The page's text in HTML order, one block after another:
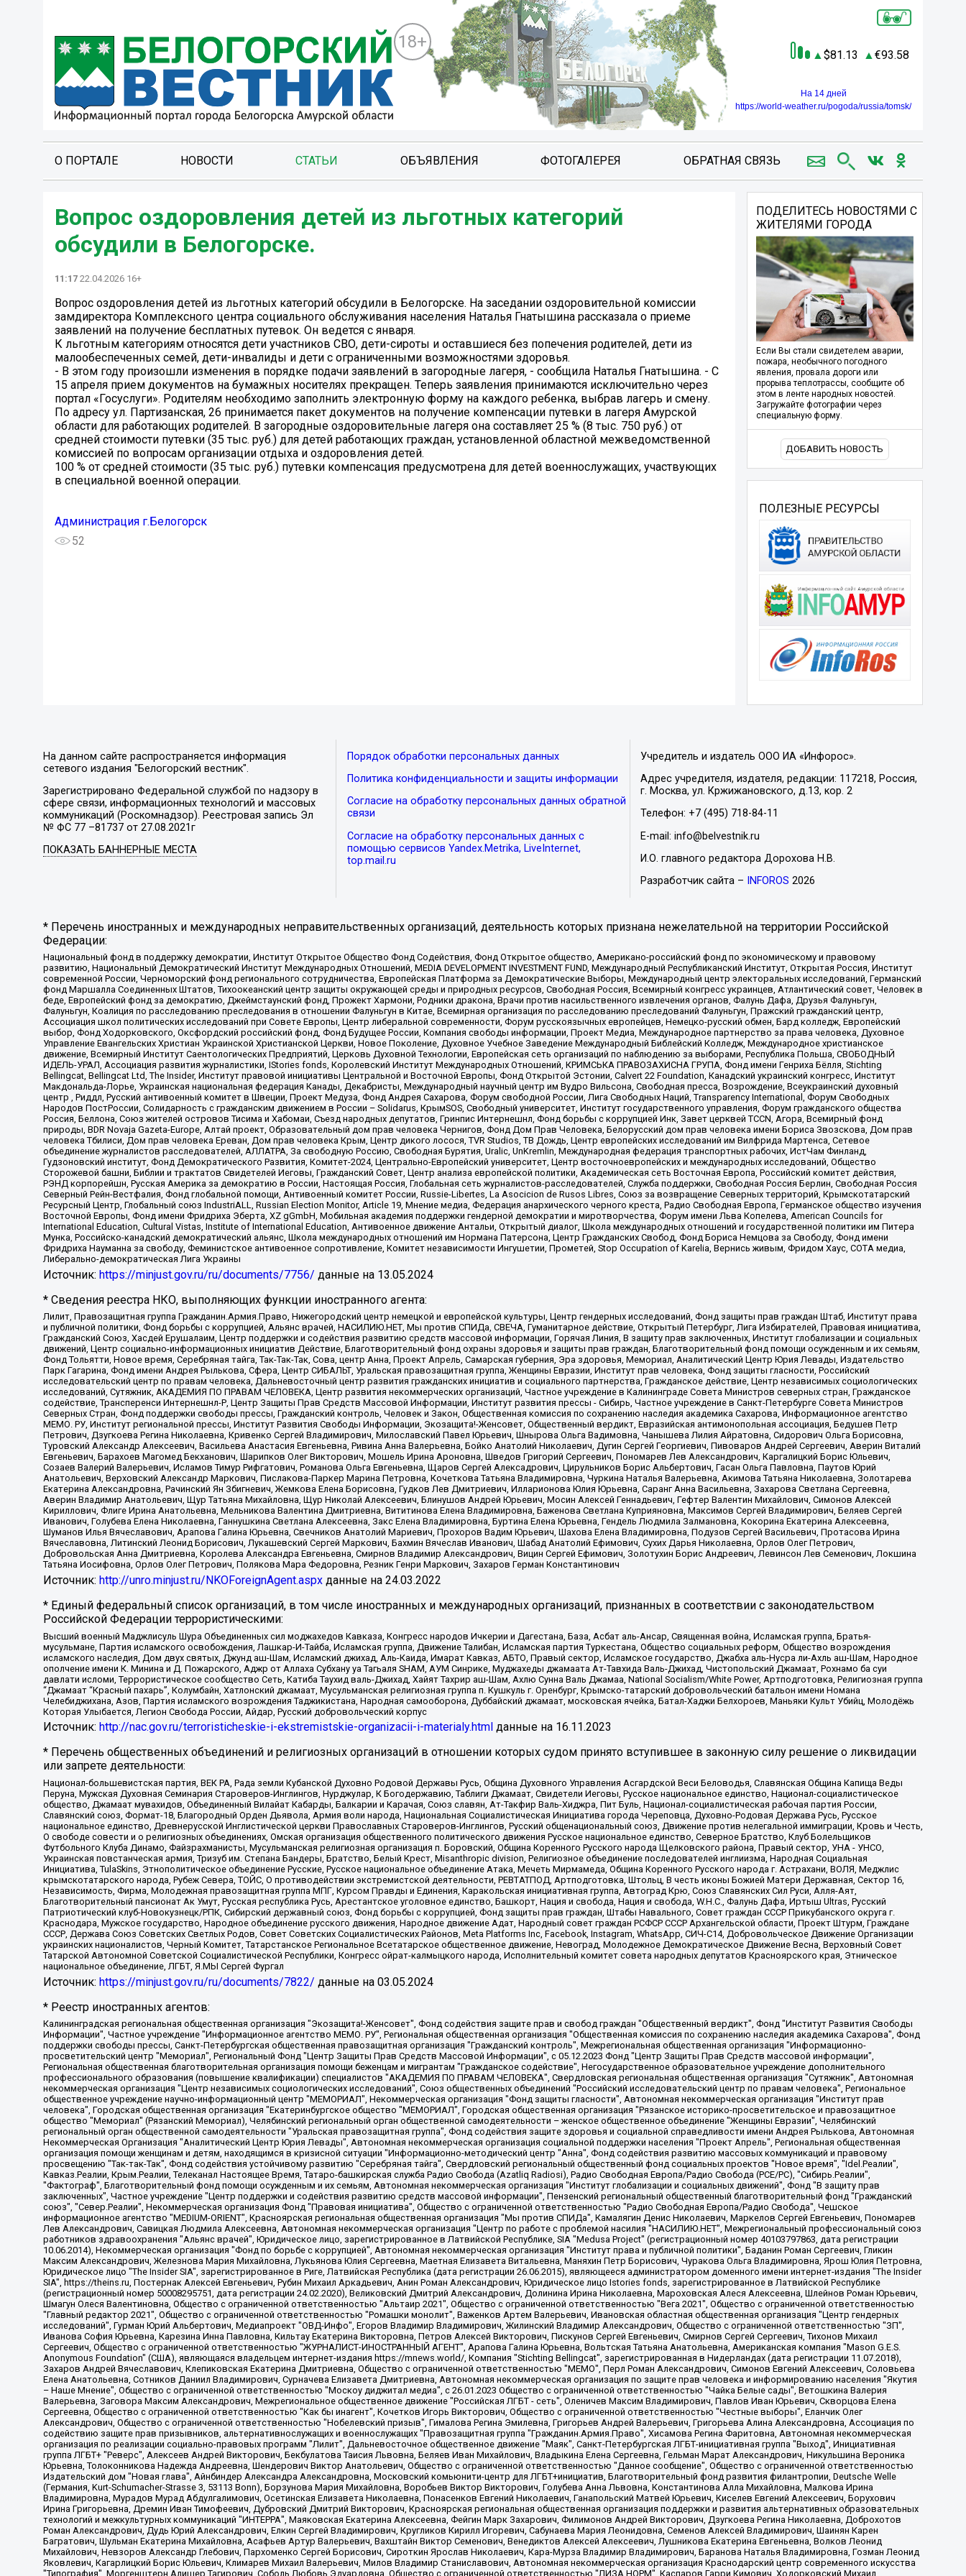
18+
81.13 93.58
На 14 дней
https://world-weather.ru/pogoda/russia/tomsk/
О ПОРТАЛЕ НОВОСТИ СТАТЬИ ОБЪЯВЛЕНИЯ ФОТОГАЛЕРЕЯ ОБРАТНАЯ СВЯЗЬ
Вопрос оздоровления детей из льготных категорий
обсудили в Белогорске.
11:17 22.04.2026 16+
Вопрос оздоровления детей из льготных категорий обсудили в Белогорске. На заседании оздоровительной комиссии
замдиректора Комплексного центра социального обслуживания населения Наталья Гнатышина рассказала о приеме
заявлений на получение бесплатных путевок. Он ведется с января.
К льготным категориям относятся дети участников СВО, дети-сироты и оставшиеся без попечения родителей, дети из
малообеспеченных семей, дети-инвалиды и дети с ограниченными возможностями здоровья.
- В этом году произошли изменения в порядке подачи заявлений в загородные лагеря, - сообщила Наталья Гнатышина. - С
15 апреля прием документов на бумажных носителях прекращен. Теперь заявления принимаются исключительно через
портал «Госуслуги». Родителям необходимо заполнить электронную форму на каждого ребенка, выбрав лагерь и смену.
По адресу ул. Партизанская, 26 принимается пакет документов на получение компенсации путевки в лагеря Амурской
области для работающих родителей. В загородные оздоровительные лагеря она составляет 25 % (8 тыс. 750 руб.) от
средней стоимости путевки (35 тыс. руб.) для детей работающих граждан, установленной областной межведомственной
комиссией по вопросам организации отдыха и оздоровления детей.
100 % от средней стоимости (35 тыс. руб.) путевки компенсация предусмотрена для детей военнослужащих, участвующих
в специальной военной операции.
Администрация г.Белогорск
52
ПОДЕЛИТЕСЬ НОВОСТЯМИ С
ЖИТЕЛЯМИ ГОРОДА
Если Вы стали свидетелем аварии,
пожара, необычного погодного
явления, провала дороги или
прорыва теплотрассы, сообщите об
этом в ленте народных новостей.
Загружайте фотографии через
специальную форму.
ДОБАВИТЬ НОВОСТЬ
ПОЛЕЗНЫЕ РЕСУРСЫ
На данном сайте распространяется информация
сетевого издания "Белогорский вестник".
Зарегистрировано Федеральной службой по надзору в
сфере связи, информационных технологий и массовых
коммуникаций (Роскомнадзор). Реестровая запись Эл
№ ФС 77 –81737 от 27.08.2021г
ПОКАЗАТЬ БАННЕРНЫЕ МЕСТА
Порядок обработки персональных данных
Политика конфиденциальности и защиты информации
Согласие на обработку персональных данных обратной
связи
Согласие на обработку персональных данных с
помощью сервисов Yandex.Metrika, LiveInternet,
top.mail.ru
Учредитель и издатель ООО ИА «Инфорос».
Адрес учредителя, издателя, редакции: 117218, Россия,
г. Москва, ул. Кржижановского, д.13, кор. 2
Телефон: +7 (495) 718-84-11
E-mail: info@belvestnik.ru
И.О. главного редактора Дорохова Н.В.
Разработчик сайта – INFOROS 2026
* Перечень иностранных и международных неправительственных организаций, деятельность которых признана нежелательной на территории Российской
Федерации:
Национальный фонд в поддержку демократии, Институт Открытое Общество Фонд Содействия, Фонд Открытое общество, Американо-российский фонд по экономическому и правовому
развитию, Национальный Демократический Институт Международных Отношений, MEDIA DEVELOPMENT INVESTMENT FUND, Международный Республиканский Институт, Открытая Россия, Институт
современной России, Черноморский фонд регионального сотрудничества, Европейская Платформа за Демократические Выборы, Международный центр электоральных исследований, Германский
фонд Маршалла Соединенных Штатов, Тихоокеанский центр защиты окружающей среды и природных ресурсов, Свободная Россия, Всемирный конгресс украинцев, Атлантический совет, Человек в
беде, Европейский фонд за демократию, Джеймстаунский фонд, Прожект Хармони, Родники дракона, Врачи против насильственного извлечения органов, Фалунь Дафа, Друзья Фалуньгун,
Фалуньгун, Коалиция по расследованию преследования в отношении Фалуньгун в Китае, Всемирная организация по расследованию преследований Фалуньгун, Пражский гражданский центр,
Ассоциация школ политических исследований при Совете Европы, Центр либеральной современности, Форум русскоязычных европейцев, Немецко-русский обмен, Бард колледж, Европейский
выбор, Фонд Ходорковского, Оксфордский российский фонд, Фонд Будущее России, Компания свободы информации, Проект Медиа, Международное партнерство за права человека, Духовное
Управление Евангельских Христиан Украинской Христианской Церкви, Новое Поколение, Духовное Учебное Заведение Международный Библейский Колледж, Международное христианское
движение, Всемирный Институт Саентологических Предприятий, Церковь Духовной Технологии, Европейская сеть организаций по наблюдению за выборами, Республика Польша, СВОБОДНЫЙ
ИДЕЛЬ-УРАЛ, Ассоциация развития журналистики, IStories fonds, Королевский Институт Международных Отношений, КРИМСЬКА ПРАВОЗАХИСНА ГРУПА, Фонд имени Генриха Бёлля, Stichting
Bellingcat, Bellingcat Ltd, The Insider, Институт правовой инициативы Центральной и Восточной Европы, Фонд Открытой Эстонии, Calvert 22 Foundation, Канадский украинский конгресс, Институт
Макдональда-Лорье, Украинская национальная федерация Канады, Декабристы, Международный научный центр им Вудро Вильсона, Свободная пресса, Возрождение, Всеукраинский духовный
центр , Риддл, Русский антивоенный комитет в Швеции, Проект Медуза, Фонд Андрея Сахарова, Форум свободной России, Лига Свободных Наций, Transparеncy International, Форум Свободных
Народов ПостРоссии, Солидарность с гражданским движением в России – Solidarus, КрымSOS, Свободный университет, Институт государственного управления, Форум гражданского общества
Россия, Беллона, Союз жителей островов Тисима и Хабомаи, Съезд народных депутатов, Гринпис Интернешнл, Фонд борьбы с коррупцией Инк, Завет церквей TCCN, Агора, Всемирный фонд
природы, BDR Novaja Gazeta-Europe, Алтай проект, Образовательный дом прав человека Чернигов, Фонд Дом Прав Человека, Белорусский дом прав человека имени Бориса Звозскова, Дом прав
человека Тбилиси, Дом прав человека Ереван, Дом прав человека Крым, Центр дикого лосося, TVR Studios, ТВ Дождь, Центр европейских исследований им Вилфрида Мартенса, Сетевое
объединение журналистов расследователей, АЛЛАТРА, За свободную Россию, Свободная Бурятия, Uralic, UnKremlin, Международная федерация транспортных рабочих, ИстЧам Финланд,
Гудзоновский институт, Фонд Демократического Развития, Комитет-2024, Центрально-Европейский университет, Центр восточноевропейских и международных исследований, Общество
Сторожевой башни, Библии и трактатов Свидетелей Иеговы, Гражданский Совет, Центр анализа европейской политики, Академическая сеть Восточная Европа, Российский комитет действия,
РЭНД корпорейшн, Русская Америка за демократию в России, Настоящая Россия, Глобальная сеть журналистов-расследователей, Служба поддержки, Свободная Россия Берлин, Свободная Россия
Северный Рейн-Вестфалия, Фонд глобальной помощи, Антивоенный комитет России, Russie-Libertes, La Asocicion de Rusos Libres, Союз за возвращение Северных территорий, Крымскотатарский
Ресурсный Центр, Глобальный союз IndustriALL, Russian Election Monitor, Article 19, Мнение медиа, Федерация анархического черного креста, Радио Свободная Европа, Германское общество изучения
Восточной Европы, Фонд имени Фридриха Эберта, XZ gGmbH, Мобильная академия поддержки гендерной демократии и миротворчества, Форум имени Льва Копелева, American Councils for
International Education, Cultural Vistas, Institute of International Education, Антивоенное движение Антальи, Открытый диалог, Школа международных отношений и государственной политики им Питера
Мунка, Российско-канадский демократический альянс, Школа международных отношений им Нормана Патерсона, Центр Гражданских Свобод, Фонд Бориса Немцова за Свободу, Фонд имени
Фридриха Науманна за свободу, Феминистское антивоенное сопротивление, Комитет независимости Ингушетии, Прометей, Stop Occupation of Karelia, Вернись живым, Фридом Хаус, СОТА медиа,
Либерально-демократическая Лига Украины
Источник: https://minjust.gov.ru/ru/documents/7756/ данные на 13.05.2024
* Сведения реестра НКО, выполняющих функции иностранного агента:
Лилит, Правозащитная группа Гражданин.Армия.Право, Нижегородский центр немецкой и европейской культуры, Центр гендерных исследований, Фонд защиты прав граждан Штаб, Институт права
и публичной политики, Фонд борьбы с коррупцией, Альянс врачей, НАСИЛИЮ.НЕТ, Мы против СПИДа, СВЕЧА, Гуманитарное действие, Открытый Петербург, Лига Избирателей, Правовая инициатива,
Гражданский Союз, Хасдей Ерушалаим, Центр поддержки и содействия развитию средств массовой информации, Горячая Линия, В защиту прав заключенных, Институт глобализации и социальных
движений, Центр социально-информационных инициатив Действие, Благотворительный фонд охраны здоровья и защиты прав граждан, Благотворительный фонд помощи осужденным и их семьям,
Фонд Тольятти, Новое время, Серебряная тайга, Так-Так-Так, Сова, центр Анна, Проект Апрель, Самарская губерния, Эра здоровья, Мемориал, Аналитический Центр Юрия Левады, Издательство
Парк Гагарина, Фонд имени Андрея Рылькова, Сфера, Центр СИБАЛЬТ, Уральская правозащитная группа, Женщины Евразии, Институт прав человека, Фонд защиты гласности, Российский
исследовательский центр по правам человека, Дальневосточный центр развития гражданских инициатив и социального партнерства, Гражданское действие, Центр независимых социологических
исследований, Сутяжник, АКАДЕМИЯ ПО ПРАВАМ ЧЕЛОВЕКА, Центр развития некоммерческих организаций, Частное учреждение в Калининграде Совета Министров северных стран, Гражданское
содействие, Трансперенси Интернешнл-Р, Центр Защиты Прав Средств Массовой Информации, Институт развития прессы - Сибирь, Частное учреждение в Санкт-Петербурге Совета Министров
Северных Стран, Фонд поддержки свободы прессы, Гражданский контроль, Человек и Закон, Общественная комиссия по сохранению наследия академика Сахарова, Информационное агентство
МЕМО. РУ, Институт региональной прессы, Институт Развития Свободы Информации, Экозащита!-Женсовет, Общественный вердикт, Евразийская антимонопольная ассоциация, Бедушев Петр
Петрович, Дзугкоева Регина Николаевна, Кривенко Сергей Владимирович, Милославский Павел Юрьевич, Шнырова Ольга Вадимовна, Чанышева Лилия Айратовна, Сидорович Ольга Борисовна,
Туровский Александр Алексеевич, Васильева Анастасия Евгеньевна, Ривина Анна Валерьевна, Бойко Анатолий Николаевич, Дугин Сергей Георгиевич, Пивоваров Андрей Сергеевич, Аверин Виталий
Евгеньевич, Барахоев Магомед Бекханович, Шарипков Олег Викторович, Мошель Ирина Ароновна, Шведов Григорий Сергеевич, Пономарев Лев Александрович, Каргалицкий Борис Юльевич,
Созаев Валерий Валерьевич, Исламов Тимур Рифгатович, Романова Ольга Евгеньевна, Щаров Сергей Алексадрович, Цирульников Борис Альбертович, Гасан Ольга Павловна, Паутов Юрий
Анатольевич, Верховский Александр Маркович, Пислакова-Паркер Марина Петровна, Кочеткова Татьяна Владимировна, Чуркина Наталья Валерьевна, Акимова Татьяна Николаевна, Золотарева
Екатерина Александровна, Рачинский Ян Збигневич, Жемкова Елена Борисовна, Гудков Лев Дмитриевич, Илларионова Юлия Юрьевна, Саранг Анна Васильевна, Захарова Светлана Сергеевна,
Аверин Владимир Анатольевич, Щур Татьяна Михайловна, Щур Николай Алексеевич, Блинушов Андрей Юрьевич, Мосин Алексей Геннадьевич, Гефтер Валентин Михайлович, Симонов Алексей
Кириллович, Флиге Ирина Анатольевна, Мельникова Валентина Дмитриевна, Вититинова Елена Владимировна, Баженова Светлана Куприяновна, Максимов Сергей Владимирович, Беляев Сергей
Иванович, Голубева Елена Николаевна, Ганнушкина Светлана Алексеевна, Закс Елена Владимировна, Буртина Елена Юрьевна, Гендель Людмила Залмановна, Кокорина Екатерина Алексеевна,
Шуманов Илья Вячеславович, Арапова Галина Юрьевна, Свечников Анатолий Мариевич, Прохоров Вадим Юрьевич, Шахова Елена Владимировна, Подузов Сергей Васильевич, Протасова Ирина
Вячеславовна, Литинский Леонид Борисович, Лукашевский Сергей Маркович, Бахмин Вячеслав Иванович, Шабад Анатолий Ефимович, Сухих Дарья Николаевна, Орлов Олег Петрович,
Добровольская Анна Дмитриевна, Королева Александра Евгеньевна, Смирнов Владимир Александрович, Вицин Сергей Ефимович, Золотухин Борис Андреевич, Левинсон Лев Семенович, Локшина
Татьяна Иосифовна, Орлов Олег Петрович, Полякова Мара Федоровна, Резник Генри Маркович, Захаров Герман Константинович
Источник: http://unro.minjust.ru/NKOForeignAgent.aspx данные на 24.03.2022
* Единый федеральный список организаций, в том числе иностранных и международных организаций, признанных в соответствии с законодательством
Российской Федерации террористическими:
Высший военный Маджлисуль Шура Объединенных сил моджахедов Кавказа, Конгресс народов Ичкерии и Дагестана, База, Асбат аль-Ансар, Священная война, Исламская группа, Братья-
мусульмане, Партия исламского освобождения, Лашкар-И-Тайба, Исламская группа, Движение Талибан, Исламская партия Туркестана, Общество социальных реформ, Общество возрождения
исламского наследия, Дом двух святых, Джунд аш-Шам, Исламский джихад, Аль-Каида, Имарат Кавказ, АБТО, Правый сектор, Исламское государство, Джабха аль-Нусра ли-Ахль аш-Шам, Народное
ополчение имени К. Минина и Д. Пожарского, Аджр от Аллаха Субхану уа Тагьаля SHAM, АУМ Синрике, Муджахеды джамаата Ат-Тавхида Валь-Джихад, Чистопольский Джамаат, Рохнамо ба суи
давлати исломи, Террористическое сообщество Сеть, Катиба Таухид валь-Джихад, Хайят Тахрир аш-Шам, Ахлю Сунна Валь Джамаа, National Socialism/White Power, Артподготовка, Религиозная группа
“Джамаат “Красный пахарь”, Колумбайн, Хатлонский джамаат, Мусульманская религиозная группа п. Кушкуль г. Оренбург, Крымско-татарский добровольческий батальон имени Номана
Челебиджихана, Азов, Партия исламского возрождения Таджикистана, Народная самооборона, Дуббайский джамаат, московская ячейка, Батал-Хаджи Белхороев, Маньяки Культ Убийц, Молодёжь
Которая Улыбается, Легион Свобода России, Айдар, Русский добровольческий корпус
Источник: http://nac.gov.ru/terroristicheskie-i-ekstremistskie-organizacii-i-materialy.html данные на 16.11.2023
* Перечень общественных объединений и религиозных организаций в отношении которых судом принято вступившее в законную силу решение о ликвидации
или запрете деятельности:
Национал-большевистская партия, ВЕК РА, Рада земли Кубанской Духовно Родовой Державы Русь, Община Духовного Управления Асгардской Веси Беловодья, Славянская Община Капища Веды
Перуна, Мужская Духовная Семинария Староверов-Инглингов, Нурджулар, К Богодержавию, Таблиги Джамаат, Свидетели Иеговы, Русское национальное единство, Национал-социалистическое
общество, Джамаат мувахидов, Объединенный Вилайат Кабарды, Балкарии и Карачая, Союз славян, Ат-Такфир Валь-Хиджра, Пит Буль, Национал-социалистическая рабочая партия России,
Славянский союз, Формат-18, Благородный Орден Дьявола, Армия воли народа, Национальная Социалистическая Инициатива города Череповца, Духовно-Родовая Держава Русь, Русское
национальное единство, Древнерусской Инглистической церкви Православных Староверов-Инглингов, Русский общенациональный союз, Движение против нелегальной иммиграции, Кровь и Честь,
О свободе совести и о религиозных объединениях, Омская организация общественного политического движения Русское национальное единство, Северное Братство, Клуб Болельщиков
Футбольного Клуба Динамо, Файзрахманисты, Мусульманская религиозная организация п. Боровский, Община Коренного Русского народа Щелковского района, Правый сектор, УНА - УНСО,
Украинская повстанческая армия, Тризуб им. Степана Бандеры, Братство, Белый Крест, Misanthropic division, Религиозное объединение последователей инглиизма, Народная Социальная
Инициатива, TulaSkins, Этнополитическое объединение Русские, Русское национальное объединение Атака, Мечеть Мирмамеда, Община Коренного Русского народа г. Астрахани, ВОЛЯ, Меджлис
крымскотатарского народа, Рубеж Севера, ТОЙС, О противодействии экстремистской деятельности, РЕВТАТПОД, Артподготовка, Штольц, В честь иконы Божией Матери Державная, Сектор 16,
Независимость, Фирма, Молодежная правозащитная группа МПГ, Курсом Правды и Единения, Каракольская инициативная группа, Автоград Крю, Союз Славянских Сил Руси, Алля-Аят,
Благотворительный пансионат Ак Умут, Русская республика Русь, Арестантское уголовное единство, Башкорт, Нация и свобода, Нация и свобода, W.H.С., Фалунь Дафа, Иртыш Ultras, Русский
Патриотический клуб-Новокузнецк/РПК, Сибирский державный союз, Фонд борьбы с коррупцией, Фонд защиты прав граждан, Штабы Навального, Совет граждан СССР Прикубанского округа г.
Краснодара, Мужское государство, Народное объединение русского движения, Народное движение Адат, Народный совет граждан РСФСР СССР Архангельской области, Проект Штурм, Граждане
СССР, Держава Союз Советских Светлых Родов, Совет Советских Социалистических Районов, Meta Platforms Inc, Facebook, Instagram, WhatsApp, СИЧ-С14, Добровольческое Движение Организации
украинских националистов, Черный Комитет, Татарстанское Региональное Всетатарское общественное движение, Невоград, Молодежное Демократическое Движение Весна, Верховный Совет
Татарской Автономной Советской Социалистической Республики, Конгресс ойрат-калмыцкого народа, Исполнительный комитет совета народных депутатов Красноярского края, Этническое
национальное объединение, ЛГБТ, Я.МЫ Сергей Фургал
Источник: https://minjust.gov.ru/ru/documents/7822/ данные на 03.05.2024
* Реестр иностранных агентов:
Калининградская региональная общественная организация "Экозащита!-Женсовет", Фонд содействия защите прав и свобод граждан "Общественный вердикт", Фонд "Институт Развития Свободы Информации", Частное учреждение "Информационное агентство МЕМО. РУ", Региональная общественная организация "Общественная комиссия по сохранению наследия академика Сахарова", Фонд поддержки свободы прессы, Санкт-Петербургская общественная правозащитная организация "Гражданский контроль", Межрегиональная общественная организация "Информационно-просветительский центр "Мемориал", Региональный Фонд "Центр Защиты Прав Средств Массовой Информации", с 05.12.2023 Фонд "Центр Защиты Прав Средств массовой информации", Региональная общественная благотворительная организация помощи беженцам и мигрантам "Гражданское содействие", Негосударственное образовательное учреждение дополнительного профессионального образования (повышение квалификации) специалистов "АКАДЕМИЯ ПО ПРАВАМ ЧЕЛОВЕКА", Свердловская региональная общественная организация "Сутяжник", Автономная некоммерческая организация "Центр независимых социологических исследований", Союз общественных объединений "Российский исследовательский центр по правам человека", Региональное общественное учреждение научно-информационный центр "МЕМОРИАЛ", Некоммерческая организация "Фонд защиты гласности", Автономная некоммерческая организация "Институт прав человека", Городская общественная организация "Екатеринбургское общество "МЕМОРИАЛ", Городская общественная организация "Рязанское историко-просветительское и правозащитное общество "Мемориал" (Рязанский Мемориал), Челябинский региональный орган общественной самодеятельности – женское общественное объединение "Женщины Евразии", Челябинский региональный орган общественной самодеятельности "Уральская правозащитная группа", Фонд содействия защите здоровья и социальной справедливости имени Андрея Рылькова, Автономная Некоммерческая Организация "Аналитический Центр Юрия Левады", Автономная некоммерческая организация социальной поддержки населения "Проект Апрель", Региональная общественная организация помощи женщинам и детям, находящимся в кризисной ситуации "Информационно-методический центр "Анна", Фонд содействия развитию массовых коммуникаций и правовому просвещению "Так-так-Так", Фонд содействия устойчивому развитию "Серебряная тайга", Свердловский региональный общественный фонд социальных проектов "Новое время", "Idel.Реалии", Кавказ.Реалии, Крым.Реалии, Телеканал Настоящее Время, Татаро-башкирская служба Радио Свобода (Azatliq Radiosi), Радио Свободная Европа/Радио Свобода (PCE/PC), "Сибирь.Реалии", "Фактограф", Благотворительный фонд помощи осужденным и их семьям, Автономная некоммерческая организация "Институт глобализации и социальных движений", Фонд "В защиту прав заключенных", Частное учреждение "Центр поддержки и содействия развитию средств массовой информации", Пензенский региональный общественный благотворительный фонд "Гражданский союз", "Север.Реалии", Некоммерческая организация Фонд "Правовая инициатива", Общество с ограниченной ответственностью "Радио Свободная Европа/Радио Свобода", Чешское информационное агентство "MEDIUM-ORIENT", Красноярская региональная общественная организация "Мы против СПИДа", Камалягин Денис Николаевич, Маркелов Сергей Евгеньевич, Пономарев Лев Александрович, Савицкая Людмила Алексеевна, Автономная некоммерческая организация "Центр по работе с проблемой насилия "НАСИЛИЮ.НЕТ", Межрегиональный профессиональный союз работников здравоохранения "Альянс врачей", Юридическое лицо, зарегистрированное в Латвийской Республике, SIA "Medusa Project" (регистрационный номер 40103797863, дата регистрации 10.06.2014), Некоммерческая организация "Фонд по борьбе с коррупцией", Автономная некоммерческая организация "Институт права и публичной политики", Баданин Роман Сергеевич, Гликин Максим Александрович, Железнова Мария Михайловна, Лукьянова Юлия Сергеевна, Маетная Елизавета Витальевна, Маняхин Петр Борисович, Чуракова Ольга Владимировна, Ярош Юлия Петровна, Юридическое лицо "The Insider SIA", зарегистрированное в Риге, Латвийская Республика (дата регистрации 26.06.2015), являющееся администратором доменного имени интернет-издания "The Insider SIA", https://theins.ru, Постернак Алексей Евгеньевич, Рубин Михаил Аркадьевич, Анин Роман Александрович, Юридическое лицо Istories fonds, зарегистрированное в Латвийской Республике (регистрационный номер 50008295751, дата регистрации 24.02.2020), Великовский Дмитрий Александрович, Долинина Ирина Николаевна, Мароховская Алеся Алексеевна, Шлейнов Роман Юрьевич, Шмагун Олеся Валентиновна, Общество с ограниченной ответственностью "Альтаир 2021", Общество с ограниченной ответственностью "Вега 2021", Общество с ограниченной ответственностью "Главный редактор 2021", Общество с ограниченной ответственностью "Ромашки монолит", Важенков Артем Валерьевич, Ивановская областная общественная организация "Центр гендерных исследований", Гурман Юрий Альбертович, Медиапроект "ОВД-Инфо", Егоров Владимир Владимирович, Жилинский Владимир Александрович, Общество с ограниченной ответственностью "ЗП", Иванова София Юрьевна, Карезина Инна Павловна, Кильтау Екатерина Викторовна, Петров Алексей Викторович, Пискунов Сергей Евгеньевич, Смирнов Сергей Сергеевич, Тихонов Михаил Сергеевич, Общество с ограниченной ответственностью "ЖУРНАЛИСТ-ИНОСТРАННЫЙ АГЕНТ", Арапова Галина Юрьевна, Вольтская Татьяна Анатольевна, Американская компания "Mason G.E.S. Anonymous Foundation" (США), являющаяся владельцем интернет-издания https://mnews.world/, Компания "Stichting Bellingcat", зарегистрированная в Нидерландах (дата регистрации 11.07.2018), Захаров Андрей Вячеславович, Клепиковская Екатерина Дмитриевна, Общество с ограниченной ответственностью "МЕМО", Перл Роман Александрович, Симонов Евгений Алексеевич, Соловьева Елена Анатольевна, Сотников Даниил Владимирович, Сурначева Елизавета Дмитриевна, Автономная некоммерческая организация по защите прав человека и информированию населения "Якутия – Наше Мнение", Общество с ограниченной ответственностью "Москоу диджитал медиа", с 26.01.2023 Общество с ограниченной ответственностью "Чайка Белые сады", Ветошкина Валерия Валерьевна, Заговора Максим Александрович, Межрегиональное общественное движение "Российская ЛГБТ - сеть", Оленичев Максим Владимирович, Павлов Иван Юрьевич, Скворцова Елена Сергеевна, Общество с ограниченной ответственностью "Как бы инагент", Кочетков Игорь Викторович, Общество с ограниченной ответственностью "Честные выборы", Еланчик Олег Александрович, Общество с ограниченной ответственностью "Нобелевский призыв", Гималова Регина Эмилевна, Григорьев Андрей Валерьевич, Григорьева Алина Александровна, Ассоциация по содействию защите прав призывников, альтернативнослужащих и военнослужащих "Правозащитная группа "Гражданин.Армия.Право", Хисамова Регина Фаритовна, Автономная некоммерческая организация по реализации социально-правовых программ "Лилит", Дальневосточное общественное движение "Маяк", Санкт-Петербургская ЛГБТ-инициативная группа "Выход", Инициативная группа ЛГБТ+ "Реверс", Алексеев Андрей Викторович, Бекбулатова Таисия Львовна, Беляев Иван Михайлович, Владыкина Елена Сергеевна, Гельман Марат Александрович, Никульшина Вероника Юрьевна, Толоконникова Надежда Андреевна, Шендерович Виктор Анатольевич, Общество с ограниченной ответственностью "Данное сообщение", Общество с ограниченной ответственностью Издательский дом "Новая глава", Айнбиндер Александра Александровна, Московский комьюнити-центр для ЛГБТ+инициатив, Благотворительный фонд развития филантропии, Deutsche Welle (Германия, Kurt-Schumacher-Strasse 3, 53113 Bonn), Борзунова Мария Михайловна, Воробьев Виктор Викторович, Голубева Анна Львовна, Константинова Алла Михайловна, Малкова Ирина Владимировна, Мурадов Мурад Абдулгалимович, Осетинская Елизавета Николаевна, Понасенков Евгений Николаевич, Ганапольский Матвей Юрьевич, Киселев Евгений Алексеевич, Борухович Ирина Григорьевна, Дремин Иван Тимофеевич, Дубровский Дмитрий Викторович, Красноярская региональная общественная организация поддержки и развития альтернативных образовательных технологий и межкультурных коммуникаций "ИНТЕРРА", Маяковская Екатерина Алексеевна, Фейгин Марк Захарович, Филимонов Андрей Викторович, Дзугкоева Регина Николаевна, Доброхотов Роман Александрович, Дудь Юрий Александрович, Елкин Сергей Владимирович, Кругликов Кирилл Игоревич, Сабунаева Мария Леонидовна, Семенов Алексей Владимирович, Шаинян Карен Багратович, Шульман Екатерина Михайловна, Асафьев Артур Валерьевич, Вахштайн Виктор Семенович, Венедиктов Алексей Алексеевич, Лушникова Екатерина Евгеньевна, Волков Леонид Михайлович, Невзоров Александр Глебович, Пархоменко Сергей Борисович, Сироткин Ярослав Николаевич, Кара-Мурза Владимир Владимирович, Баранова Наталья Владимировна, Гозман Леонид Яковлевич, Кагарлицкий Борис Юльевич, Климарев Михаил Валерьевич, Милов Владимир Станиславович, Автономная некоммерческая организация Краснодарский центр современного искусства "Типография", Моргенштерн Алишер Тагирович, Соболь Любовь Эдуардовна, Общество с ограниченной ответственностью "ЛИЗА НОРМ", Каспаров Гарри Кимович, Ходорковский Михаил Борисович, Общество с ограниченной ответственностью "Апрельские тезисы", Данилович Ирина Брониславовна, Кашин Олег Владимирович, Петров Николай Владимирович, Пивоваров Алексей Владимирович, Соколов Михаил Владимирович, Цветкова Юлия Владимировна, Чичваркин Евгений Александрович, Комитет против пыток/Команда против пыток, Общество с ограниченной ответственностью "Первый научный", Общество с ограниченной ответственностью "Вертолет и ко", Белоцерковская Вероника Борисовна, Кац Максим Евгеньевич, Лазарева Татьяна Юрьевна, Шаведдинов Руслан Табризович, Яшин Илья Валерьевич, Общество с ограниченной ответственностью "Иноагент ААВ", Алешковский Дмитрий Петрович, Альбац Евгения Марковна, Быков Дмитрий Львович, Галямина Юлия Евгеньевна, Лойко Сергей Леонидович, Мартынов Кирилл Константинович, Медведев Сергей Александрович, Крашенинников Федор Геннадиевич, Гордеева Катерина Вл